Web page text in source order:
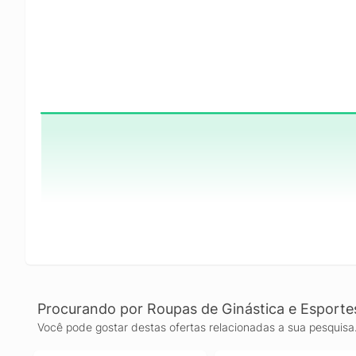
Procurando por Roupas de Ginástica e
Você pode gostar destas ofertas relacionadas a sua